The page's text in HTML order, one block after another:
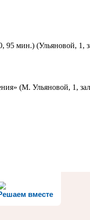
95 мин.) (Ульяновой, 1,
(М. Ульяновой, 1,
вместе